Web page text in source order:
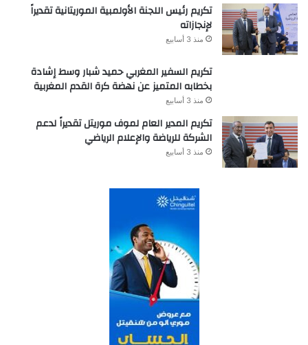
تكريم رئيس اللجنة الأولمبية الموريتانية تقديراً
لإنجازاته
منذ 3 أسابيع
تكريم السفير المغربي حميد شبار وسط إشادة
بخطابه المتميز عن نهضة كرة القدم المغربية
منذ 3 أسابيع
تكريم المدير العام لموف موريتل تقديراً لدعم
الشركة للرياضة والإعلام الرياضي
منذ 3 أسابيع